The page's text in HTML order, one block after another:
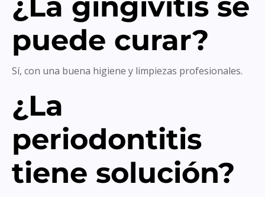
puede curar?
Sí, con una buena higiene y limpiezas profesionales.
¿La
periodontitis
tiene solución?